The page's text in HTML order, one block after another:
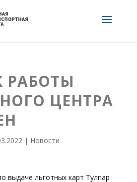
РАБОТЫ
ЦЕНТРА
| Новости
выдаче льготных карт Тулпар